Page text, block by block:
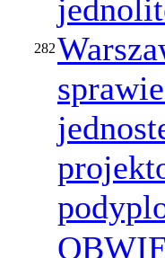
282